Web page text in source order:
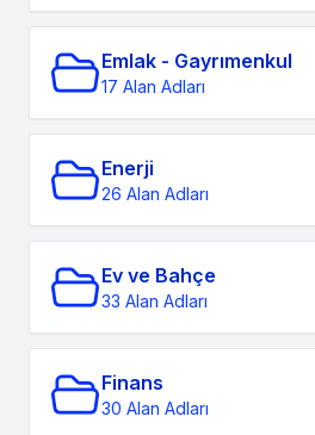
Emlak - Gayrımenkul
17 Alan Adları
Enerji
26 Alan Adları
Ev ve Bahçe
33 Alan Adları
Finans
30 Alan Adları